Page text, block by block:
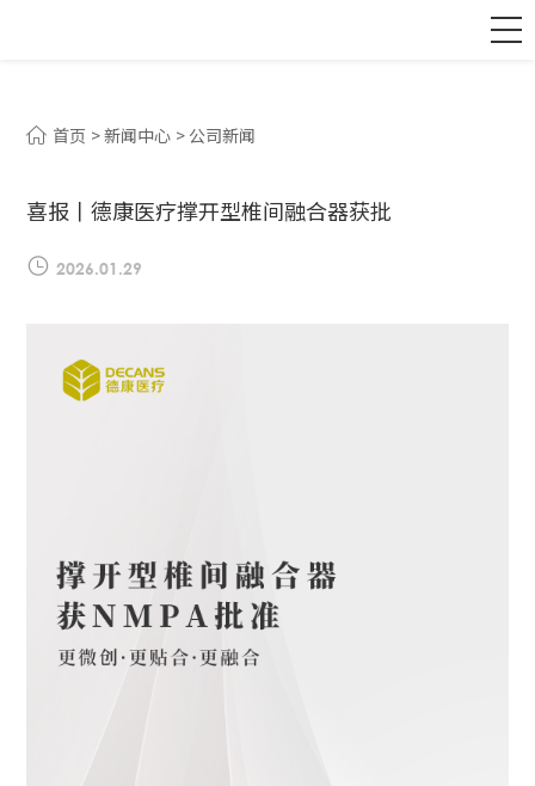
首页 新闻中心 公司新闻
喜报丨德康医疗撑开型椎间融合器获批
2026.01.29